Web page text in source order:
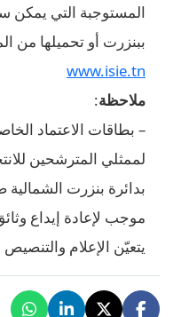
من مقر الهيئة الفرعية
الالكتروني للهيئة
بالدورة الأولى والمسندة
التشريعية الجزئية
للدورة الثانية وذلك دون
جديدة، وفي صورة التخلّي
على ذلك.